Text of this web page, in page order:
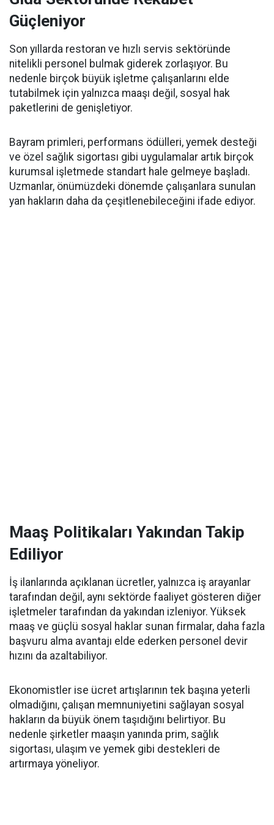
Güçleniyor
Son yıllarda restoran ve hızlı servis sektöründe
nitelikli personel bulmak giderek zorlaşıyor. Bu
nedenle birçok büyük işletme çalışanlarını elde
tutabilmek için yalnızca maaşı değil, sosyal hak
paketlerini de genişletiyor.
Bayram primleri, performans ödülleri, yemek desteği
ve özel sağlık sigortası gibi uygulamalar artık birçok
kurumsal işletmede standart hale gelmeye başladı.
Uzmanlar, önümüzdeki dönemde çalışanlara sunulan
yan hakların daha da çeşitlenebileceğini ifade ediyor.
Maaş Politikaları Yakından Takip
Ediliyor
İş ilanlarında açıklanan ücretler, yalnızca iş arayanlar
tarafından değil, aynı sektörde faaliyet gösteren diğer
işletmeler tarafından da yakından izleniyor. Yüksek
maaş ve güçlü sosyal haklar sunan firmalar, daha fazla
başvuru alma avantajı elde ederken personel devir
hızını da azaltabiliyor.
Ekonomistler ise ücret artışlarının tek başına yeterli
olmadığını, çalışan memnuniyetini sağlayan sosyal
hakların da büyük önem taşıdığını belirtiyor. Bu
nedenle şirketler maaşın yanında prim, sağlık
sigortası, ulaşım ve yemek gibi destekleri de
artırmaya yöneliyor.